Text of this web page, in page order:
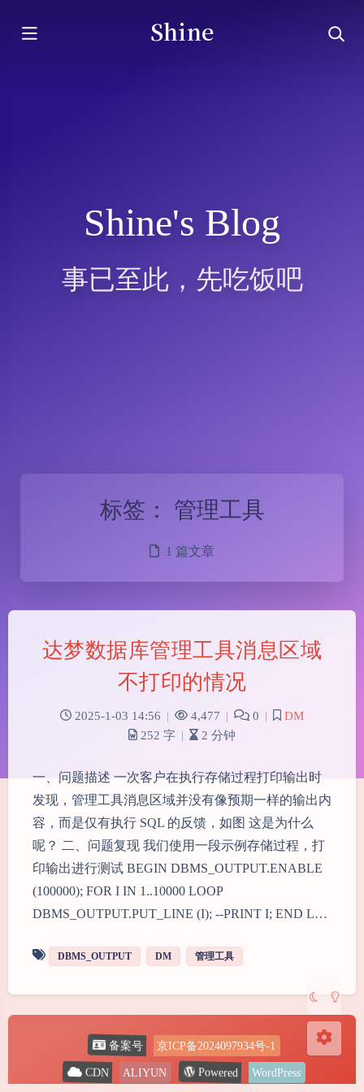
Shine
Shine's Blog
事已至此，先吃饭吧
夜间模式
关闭 日落
标签： 管理工具
1 篇文章
达梦数据库管理工具消息区域
不打印的情况
2025-1-03 14:56 | 4,477 | 0 |
DM
252 字 | 2 分钟
一、问题描述 一次客户在执行存储过程打印输出时
发现，管理工具消息区域并没有像预期一样的输出内
容，而是仅有执行 SQL 的反馈，如图 这是为什么
呢？ 二、问题复现 我们使用一段示例存储过程，打
印输出进行测试 BEGIN DBMS_OUTPUT.ENABLE
(100000); FOR I IN 1..10000 LOOP
DBMS_OUTPUT.PUT_LINE (I); --PRINT I; END L…
DBMS_OUTPUT DM 管理工具
备案号 京ICP备2024097934号-1
CDN ALIYUN Powered WordPress